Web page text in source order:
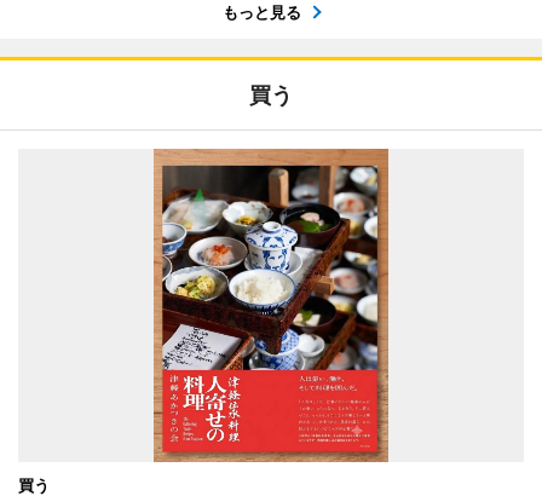
もっと見る
買う
買う